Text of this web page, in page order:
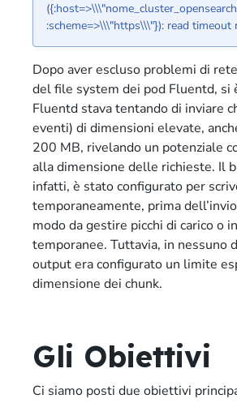
:scheme=>\\\"https\\\"}): read timeout
Dopo aver escluso problemi di
del file system dei pod Fluentd, si
Fluentd stava tentando di inviare
eventi) di dimensioni elevate,
200 MB, rivelando un potenziale
alla dimensione delle richieste. Il
infatti, è stato configurato per
temporaneamente, prima
modo da gestire picchi di carico o
temporanee. Tuttavia, in nessuno
output era configurato un limite
dimensione dei chunk.
Gli Obiettivi
Ci siamo posti due obiettivi